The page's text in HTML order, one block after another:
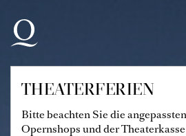
Zur Hauptnavigation springen
Zum Hauptinhalt springen
Zum Footer springen
THEATERFERIEN
Bitte beachten Sie die
Opernshops und der